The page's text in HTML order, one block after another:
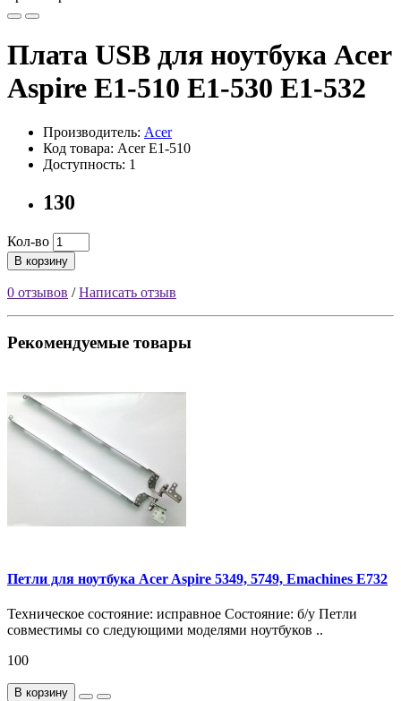
Плата USB для ноутбука Acer
Aspire E1-510 E1-530 E1-532
Производитель: Acer
Код товара: Acer E1-510
Доступность: 1
130
Кол-во
В корзину
0 отзывов /Написать отзыв
Рекомендуемые товары
Петли для ноутбука Acer Aspire 5349, 5749, Emachines E732
Техническое состояние: исправное Состояние: б/у Петли
совместимы со следующими моделями ноутбуков ..
100
В корзину